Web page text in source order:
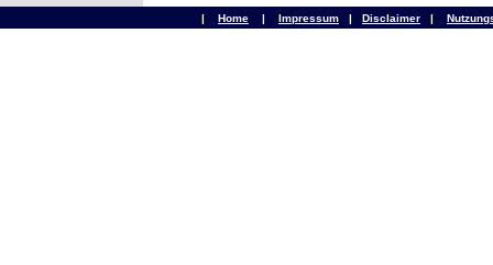
| Home | Impressum | Disclaimer |